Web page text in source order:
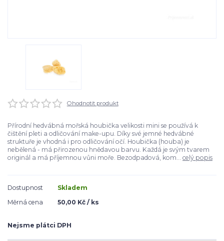
Ohodnotit produkt
Přírodní hedvábná mořská houbička velikosti mini se používá k
čištění pleti a odličování make-upu. Díky své jemné hedvábné
struktuře je vhodná i pro odličování očí. Houbička (houba) je
nebělená - má přirozenou hnědavou barvu. Každá je svým tvarem
originál a má příjemnou vůni moře. Bezodpadová, kom... celý popis
Dostupnost
Skladem
Měrná cena
50,00 Kč / ks
Nejsme plátci DPH